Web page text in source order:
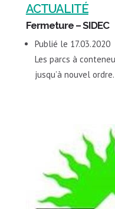
ACTUALITÉ
Fermeture – SIDEC
17.03.2020
​​Les parcs à
jusqu’à nouvel ordre.